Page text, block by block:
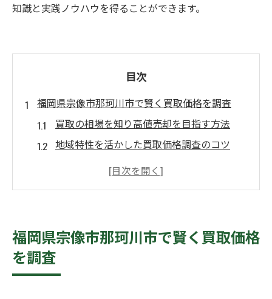
知識と実践ノウハウを得ることができます。
目次
福岡県宗像市那珂川市で賢く買取価格を調査
買取の相場を知り高値売却を目指す方法
地域特性を活かした買取価格調査のコツ
買取業者選びで失敗しないための注意点
高値売却を実現するための調査の極意
買取価格の上がる要素と下がる要因を見抜
福岡県宗像市那珂川市で賢く買取価格
を調査